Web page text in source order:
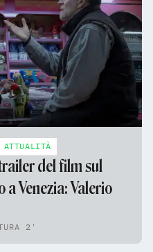
ATTUALITÀ
del film sul
a Venezia: Valerio
2'